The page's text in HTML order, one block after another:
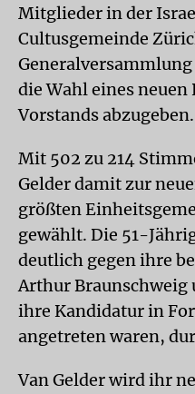
Mitglieder in der
Cultusgemeinde
die Wahl eines
Vorstands abzugeben.
Mit 502 zu 214
Gelder damit zur
größten
gewählt. Die 51-
deutlich gegen ihre
Arthur Braunschweig
ihre Kandidatur in
angetreten waren,
Van Gelder wird ihr